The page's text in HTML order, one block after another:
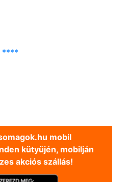
****
mobil
kütyüjén, mobilján
akciós szállás!